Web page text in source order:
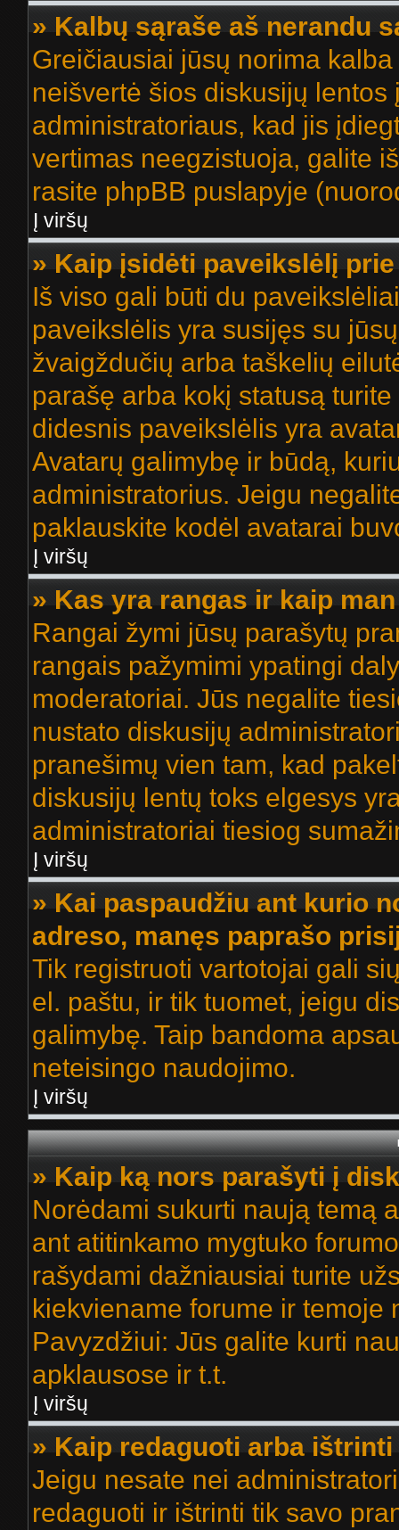
» Kalbų sąraše aš nerandu
Greičiausiai jūsų norima
neišvertė šios diskusijų
administratoriaus, kad jis
vertimas neegzistuoja, galite
rasite phpBB puslapyje
Į viršų
» Kaip įsidėti paveikslėlį
Iš viso gali būti du
paveikslėlis yra susijęs su
žvaigždučių arba taškelių
parašę arba kokį statusą
didesnis paveikslėlis yra
Avatarų galimybę ir būdą,
administratorius. Jeigu
paklauskite kodėl avatarai
Į viršų
» Kas yra rangas ir kaip
Rangai žymi jūsų parašytų
rangais pažymimi ypatingi
moderatoriai. Jūs negalite
nustato diskusijų
pranešimų vien tam, kad
diskusijų lentų toks elgesys
administratoriai tiesiog
Į viršų
» Kai paspaudžiu ant kurio
adreso, manęs paprašo
Tik registruoti vartotojai gali
el. paštu, ir tik tuomet, jeigu
galimybę. Taip bandoma
neteisingo naudojimo.
Į viršų
» Kaip ką nors parašyti į
Norėdami sukurti naują temą
ant atitinkamo mygtuko
rašydami dažniausiai turite
kiekviename forume ir temoje
Pavyzdžiui: Jūs galite kurti
apklausose ir t.t.
Į viršų
» Kaip redaguoti arba
Jeigu nesate nei
redaguoti ir ištrinti tik savo